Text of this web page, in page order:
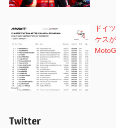
ドイ
ケス
Twitter